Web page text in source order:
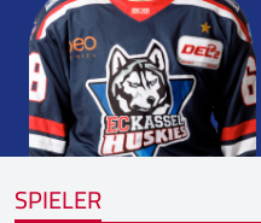
SPIELER